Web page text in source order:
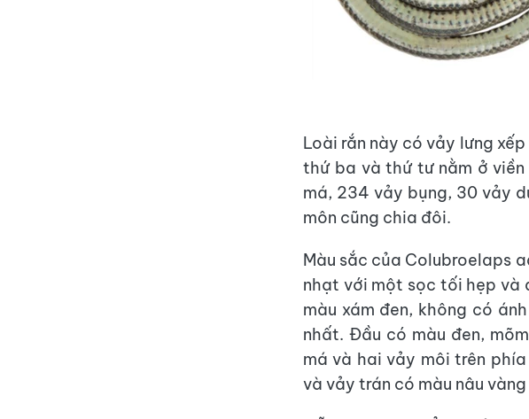
Loài rắn này có vảy lưng
thứ ba và thứ tư nằm ở
má, 234 vảy bụng, 30 vảy
môn cũng chia đôi.
Màu sắc của Colubroelaps
nhạt với một sọc tối hẹp và
màu xám đen, không có
nhất. Đầu có màu đen,
má và hai vảy môi trên
và vảy trán có màu nâu